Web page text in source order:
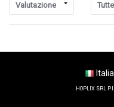
Valutazione
HOPLIX SRL